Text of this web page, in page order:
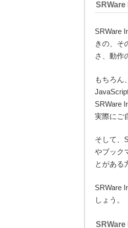
SRWare
きの、そ
さ、動作
もちろん
SRWare
実際にご
そして、
やブック
とがある
SRWare
しょう。
SRWare